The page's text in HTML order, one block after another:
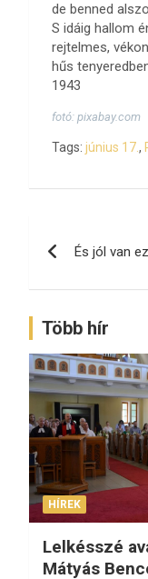
de benned
S idáig hallom
rejtelmes,
hűs
1943
fotó: pixabay.com
Tags: június 17.,
navigáció
És jól van
Több hír
HÍREK
Lelkésszé
Mátyás